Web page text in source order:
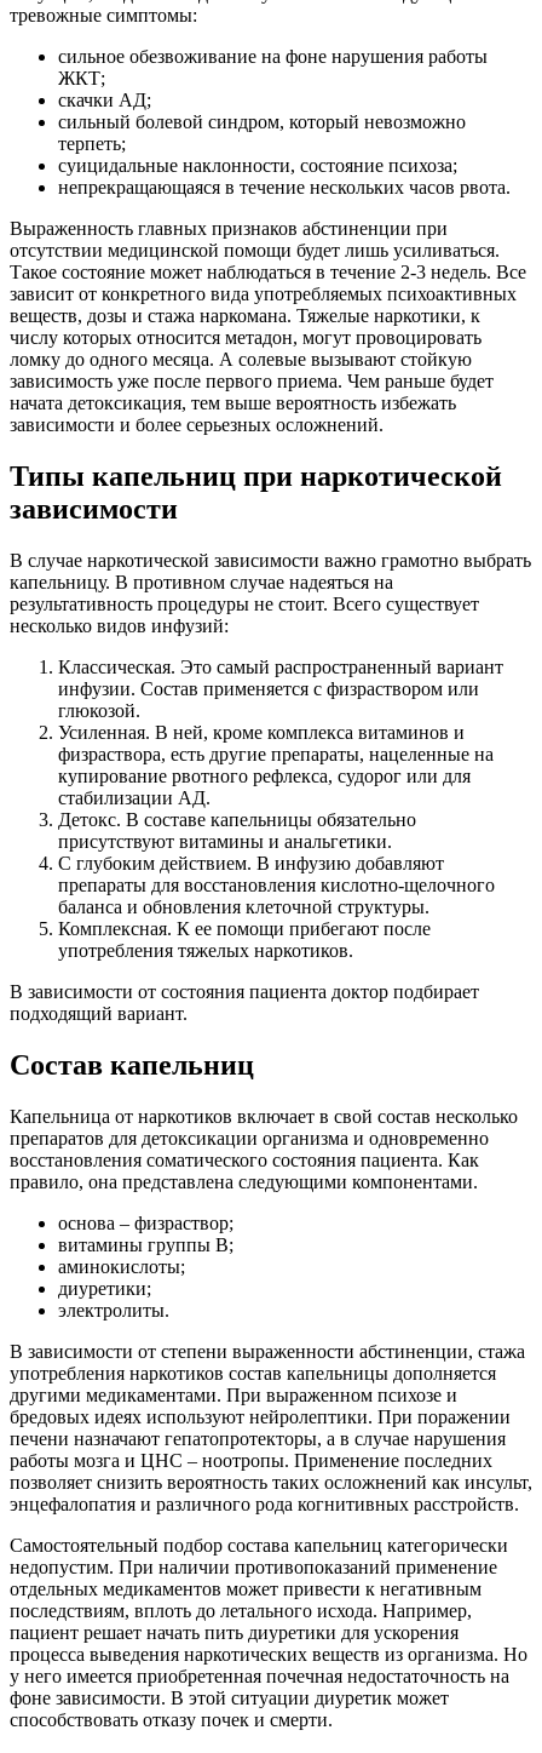
тревожные симптомы:
сильное обезвоживание на фоне нарушения работы
ЖКТ;
скачки АД;
сильный болевой синдром, который невозможно
терпеть;
суицидальные наклонности, состояние психоза;
непрекращающаяся в течение нескольких часов рвота.
Выраженность главных признаков абстиненции при
отсутствии медицинской помощи будет лишь усиливаться.
Такое состояние может наблюдаться в течение 2-3 недель. Все
зависит от конкретного вида употребляемых психоактивных
веществ, дозы и стажа наркомана. Тяжелые наркотики, к
числу которых относится метадон, могут провоцировать
ломку до одного месяца. А солевые вызывают стойкую
зависимость уже после первого приема. Чем раньше будет
начата детоксикация, тем выше вероятность избежать
зависимости и более серьезных осложнений.
Типы капельниц при наркотической
зависимости
В случае наркотической зависимости важно грамотно выбрать
капельницу. В противном случае надеяться на
результативность процедуры не стоит. Всего существует
несколько видов инфузий:
Классическая. Это самый распространенный вариант
инфузии. Состав применяется с физраствором или
глюкозой.
Усиленная. В ней, кроме комплекса витаминов и
физраствора, есть другие препараты, нацеленные на
купирование рвотного рефлекса, судорог или для
стабилизации АД.
Детокс. В составе капельницы обязательно
присутствуют витамины и анальгетики.
С глубоким действием. В инфузию добавляют
препараты для восстановления кислотно-щелочного
баланса и обновления клеточной структуры.
Комплексная. К ее помощи прибегают после
употребления тяжелых наркотиков.
В зависимости от состояния пациента доктор подбирает
подходящий вариант.
Состав капельниц
Капельница от наркотиков включает в свой состав несколько
препаратов для детоксикации организма и одновременно
восстановления соматического состояния пациента. Как
правило, она представлена следующими компонентами.
основа – физраствор;
витамины группы В;
аминокислоты;
диуретики;
электролиты.
В зависимости от степени выраженности абстиненции, стажа
употребления наркотиков состав капельницы дополняется
другими медикаментами. При выраженном психозе и
бредовых идеях используют нейролептики. При поражении
печени назначают гепатопротекторы, а в случае нарушения
работы мозга и ЦНС – ноотропы. Применение последних
позволяет снизить вероятность таких осложнений как инсульт,
энцефалопатия и различного рода когнитивных расстройств.
Самостоятельный подбор состава капельниц категорически
недопустим. При наличии противопоказаний применение
отдельных медикаментов может привести к негативным
последствиям, вплоть до летального исхода. Например,
пациент решает начать пить диуретики для ускорения
процесса выведения наркотических веществ из организма. Но
у него имеется приобретенная почечная недостаточность на
фоне зависимости. В этой ситуации диуретик может
способствовать отказу почек и смерти.